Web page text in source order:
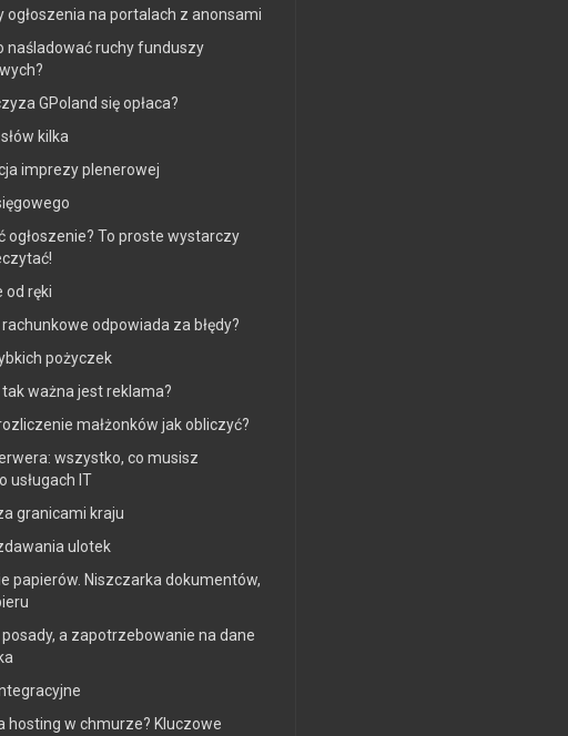
ogłoszenia na portalach z anonsami
naśladować ruchy funduszy
GPoland się opłaca?
kilka
imprezy plenerowej
ogłoszenie? To proste wystarczy
od ręki
odpowiada za błędy?
pożyczek
tak ważna jest reklama?
małżonków jak obliczyć?
wszystko, co musisz
usługach IT
granicami kraju
ulotek
papierów. Niszczarka dokumentów,
a zapotrzebowanie na dane
hosting w chmurze? Kluczowe